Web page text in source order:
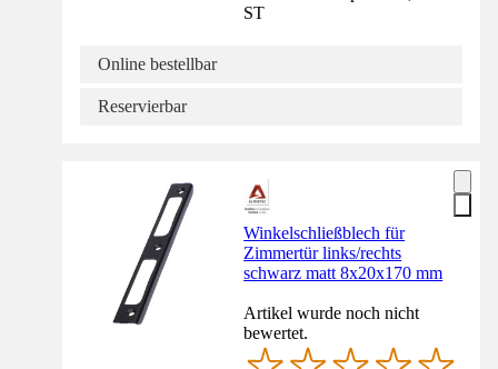
ST
Online bestellbar
Reservierbar
Winkelschließblech für
Zimmertür links/rechts
schwarz matt 8x20x170 mm
Artikel wurde noch nicht
bewertet.